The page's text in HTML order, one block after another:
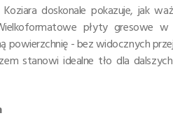
doskonale pokazuje, jak
płyty gresowe
powierzchnię - bez widocznych
stanowi idealne tło dla